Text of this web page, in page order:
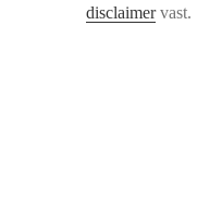
disclaimervast.